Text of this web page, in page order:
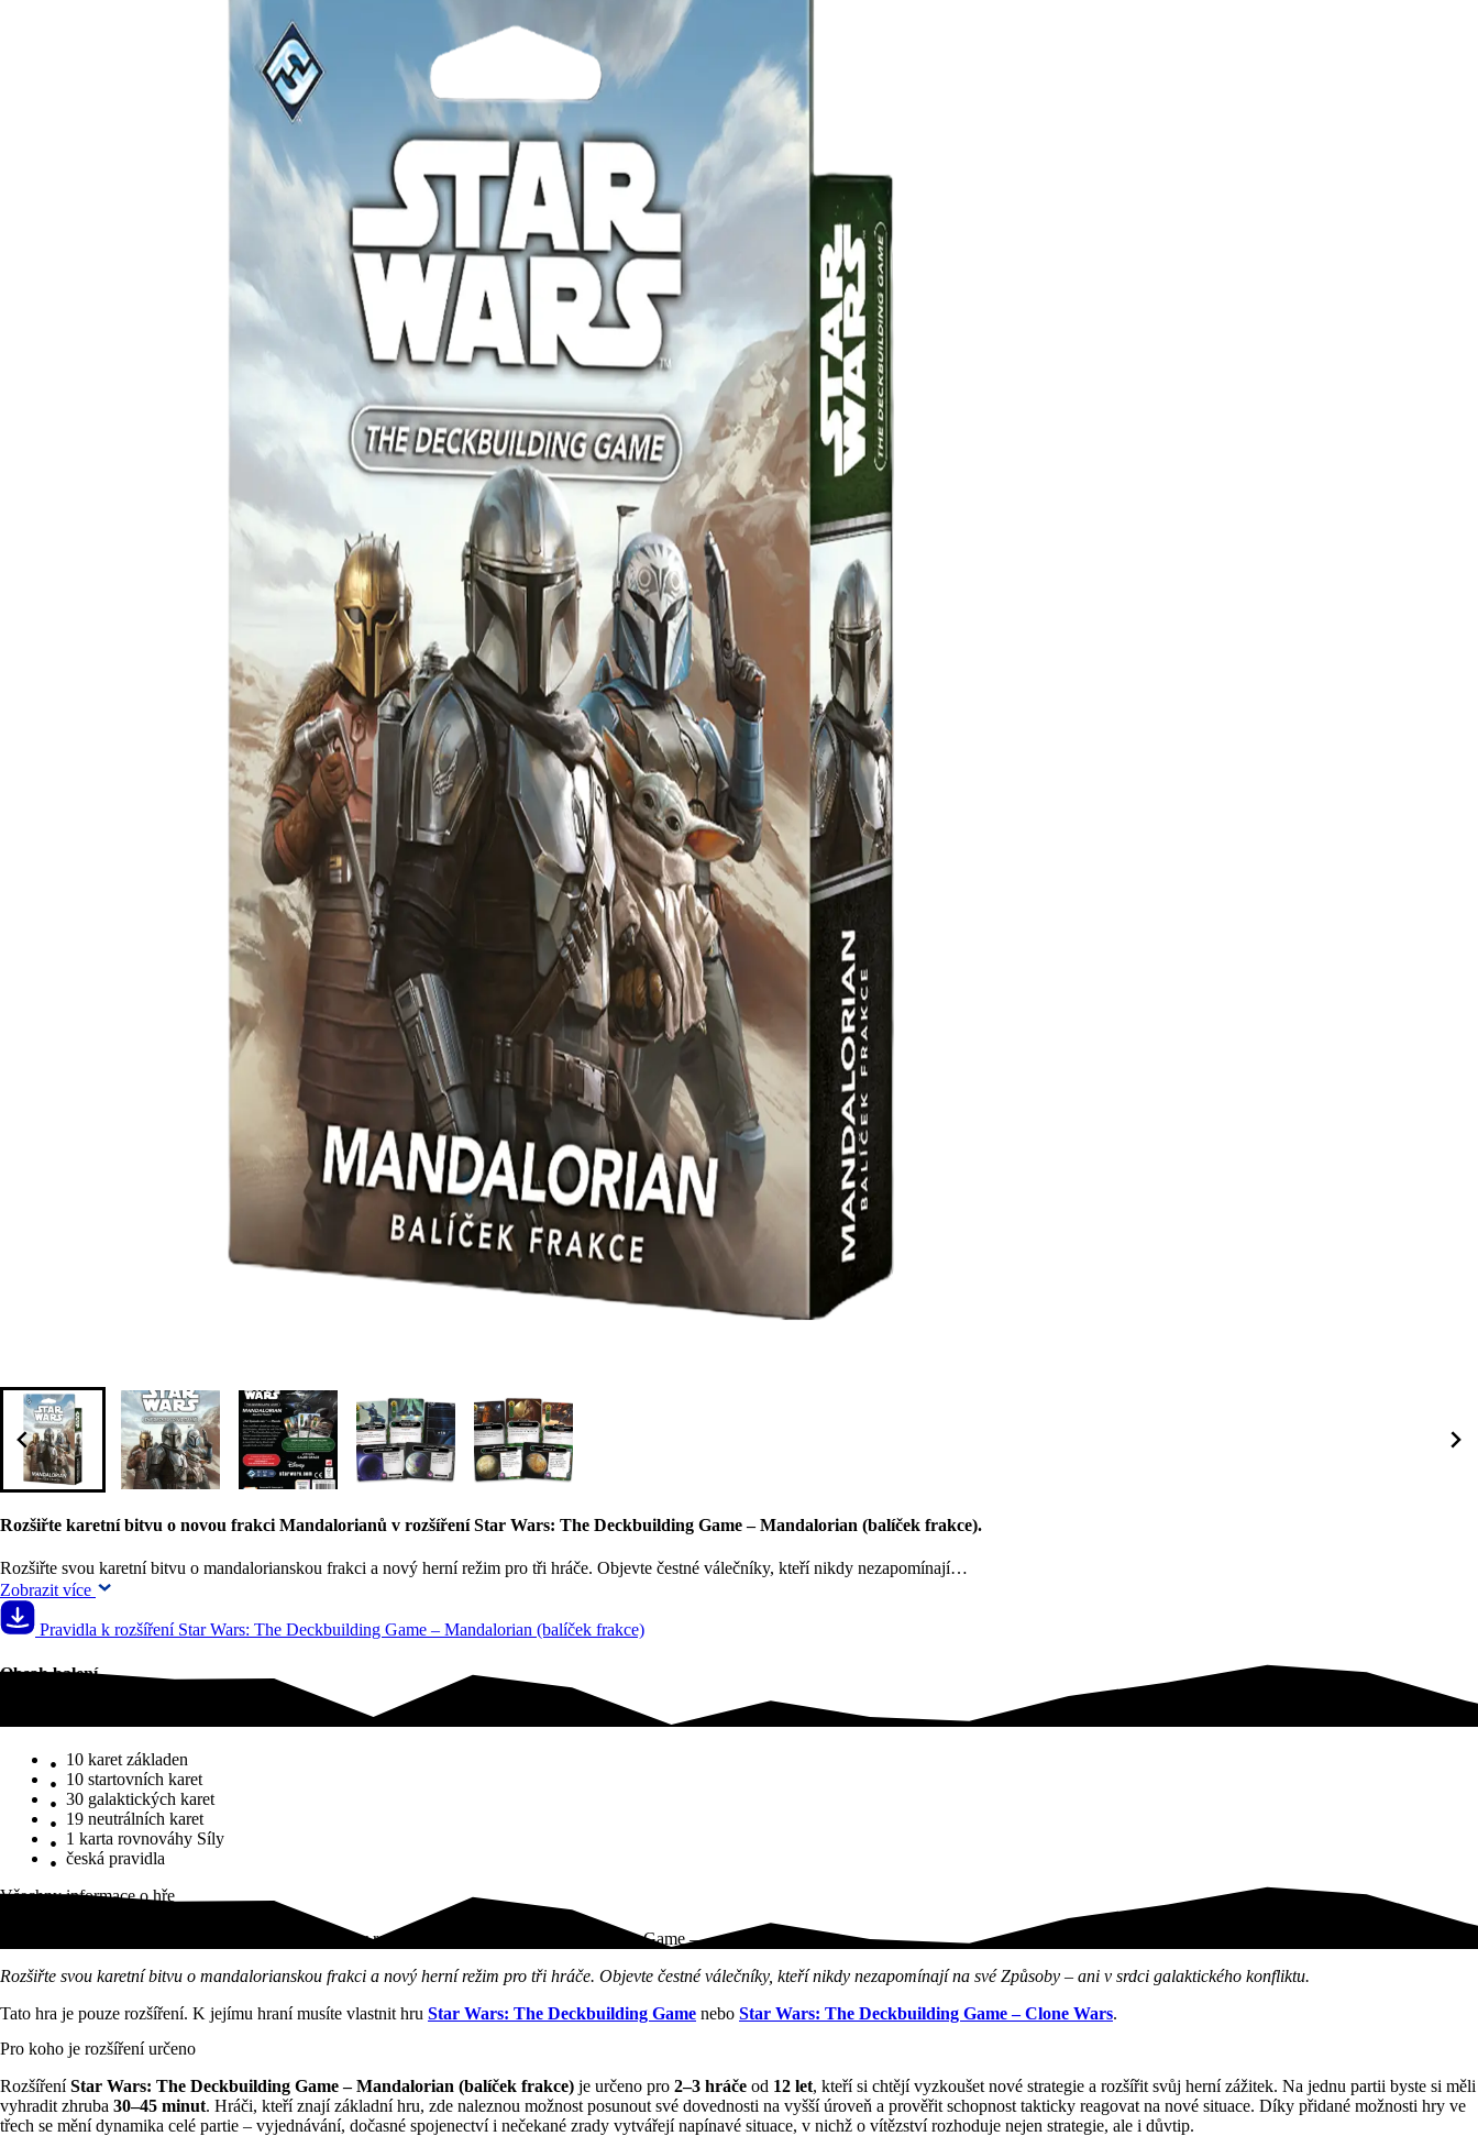
Rozšiřte karetní bitvu o novou frakci Mandalorianů v rozšíření Star Wars: The Deckbuilding Game – Mandalorian (balíček frakce).
Rozšiřte svou karetní bitvu o mandalorianskou frakci a nový herní režim pro tři hráče. Objevte čestné válečníky, kteří nikdy nezapomínají…
Zobrazit více
Pravidla k rozšíření Star Wars: The Deckbuilding Game – Mandalorian (balíček frakce)
Obsah balení
10 karet základen
10 startovních karet
30 galaktických karet
19 neutrálních karet
1 karta rovnováhy Síly
česká pravidla
Všechny informace o hře
Rozšiřte karetní bitvu o novou frakci Mandalorianů v rozšíření Star Wars: The Deckbuilding Game –…
Rozšiřte svou karetní bitvu o mandalorianskou frakci a nový herní režim pro tři hráče. Objevte čestné válečníky, kteří nikdy nezapomínají na své Způsoby – ani v srdci galaktického konfliktu.
Tato hra je pouze rozšíření. K jejímu hraní musíte vlastnit hru Star Wars: The Deckbuilding Game nebo Star Wars: The Deckbuilding Game – Clone Wars.
Pro koho je rozšíření určeno
RozšířeníStar Wars: The Deckbuilding Game – Mandalorian (balíček frakce) je určeno pro 2–3 hráče od 12 let, kteří si chtějí vyzkoušet nové strategie a rozšířit svůj herní zážitek. Na jednu partii byste si měli
vyhradit zhruba 30–45 minut. Hráči, kteří znají základní hru, zde naleznou možnost posunout své dovednosti na vyšší úroveň a prověřit schopnost takticky reagovat na nové situace. Díky přidané možnosti hry ve
třech se mění dynamika celé partie – vyjednávání, dočasné spojenectví i nečekané zrady vytvářejí napínavé situace, v nichž o vítězství rozhoduje nejen strategie, ale i důvtip.